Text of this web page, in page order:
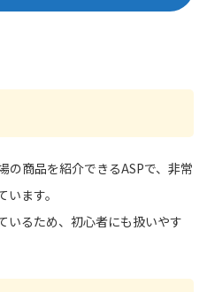
の商品を紹介できるASPで、非常
ます。
いるため、初心者にも扱いやす